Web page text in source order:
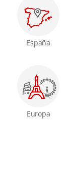
España
Europa